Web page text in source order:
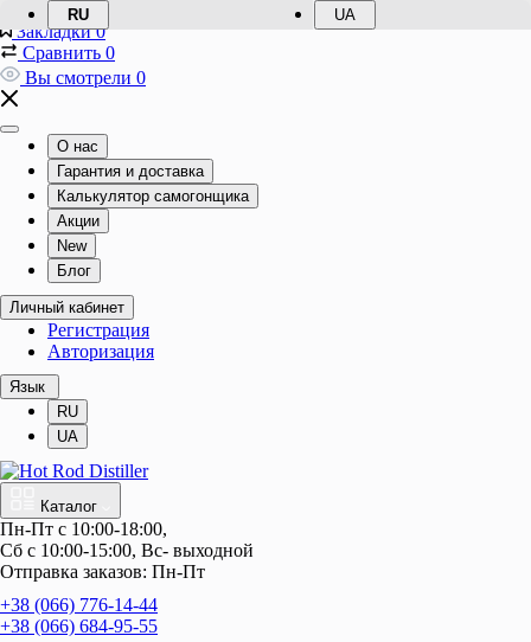
Закладки 0
Сравнить 0
Вы смотрели 0
О нас
Гарантия и доставка
Калькулятор самогонщика
Акции
New
Блог
Личный кабинет
Регистрация
Авторизация
Язык
RU
UA
Каталог
Пн-Пт с 10:00-18:00,
Отправка заказов: Пн-Пт
+38 (066) 776-14-44
‭+38 (066) 684-95-55‬
RU UA